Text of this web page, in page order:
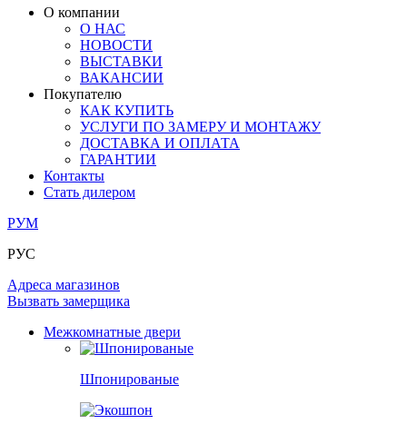
ИЗ МАССИВА ОЛЬХИ
РАСПРОДАЖА ОСТАТКОВ
ВСЕ ДВЕРИ
ПОД ОБОИ И ПОКРАСКУ
РАЗДВИЖНЫЕ ПЕРЕГОРОДКИ
КОМПЛЕКТУЮЩИЕ
ОГРАНИЧИТЕЛИ
ПЕТЛИ
РАЗДВИЖНАЯ СИСТЕМА
СТЕНОВЫЕ ПАНЕЛИ
О компании
О НАС
НОВОСТИ
ВЫСТАВКИ
ВАКАНСИИ
Покупателю
КАК КУПИТЬ
УСЛУГИ ПО ЗАМЕРУ И МОНТАЖУ
ДОСТАВКА И ОПЛАТА
ГАРАНТИИ
Контакты
Стать дилером
РУМ
РУС
Адреса магазинов
Вызвать замерщика
Межкомнатные двери
Шпонированые